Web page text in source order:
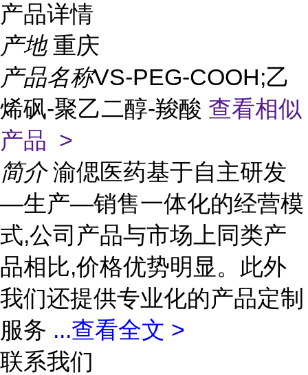
产品详情
产地 重庆
产品名称VS-PEG-COOH;乙
烯砜-聚乙二醇-羧酸 查看相似
产品 >
简介 渝偲医药基于自主研发
—生产—销售一体化的经营模
式,公司产品与市场上同类产
品相比,价格优势明显。此外
我们还提供专业化的产品定制
服务 ...查看全文 >
联系我们